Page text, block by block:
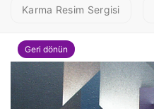
Karma Resim Sergisi
Geri dönün